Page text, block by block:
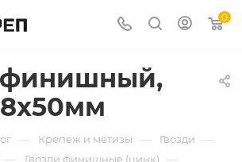
0
финишный,
— Крепеж и метизы — Гвозди —
Гвозди финишные (цинк)